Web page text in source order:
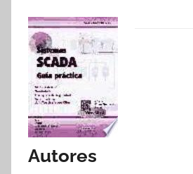
Autores